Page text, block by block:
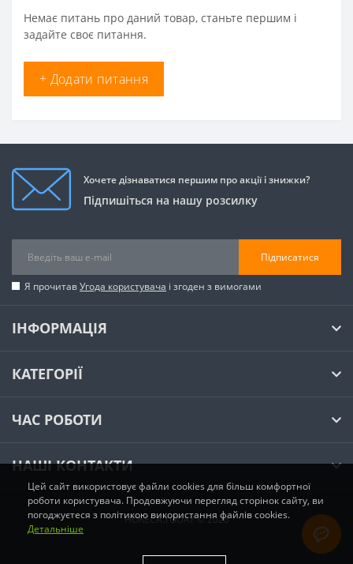
Немає питань про даний товар, станьте першим і
задайте своє питання.
+ Додати питання
Хочете дізнаватися першим про акції і знижки?
Підпишіться на нашу розсилку
Підписатися
Я прочитавУгода користувача і згоден з вимогами
ІНФОРМАЦІЯ
КАТЕГОРІЇ
ЧАС РОБОТИ
НАШІ КОНТАКТИ
HORECA.TODAY © 2026
Цей сайт використовує файли cookies для більш комфортної
роботи користувача. Продовжуючи перегляд сторінок сайту, ви
погоджуєтеся з політикою використання файлів cookies.
Детальніше